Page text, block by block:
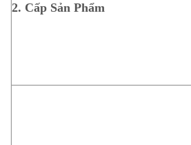
2. Cấp Sản Phẩm